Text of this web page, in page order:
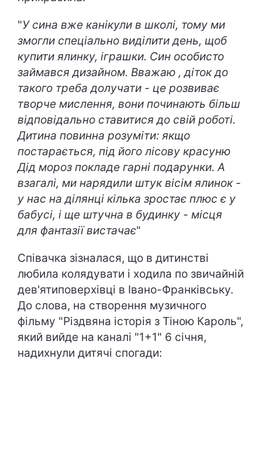
"У сина вже канікули в школі, тому ми
змогли спеціально виділити день, щоб
купити ялинку, іграшки. Син особисто
займався дизайном. Вважаю , діток до
такого треба долучати - це розвиває
творче мислення, вони починають більш
відповідально ставитися до свій роботі.
Дитина повинна розуміти: якщо
постарається, під його лісову красуню
Дід мороз покладе гарні подарунки. А
взагалі, ми нарядили штук вісім ялинок -
у нас на ділянці кілька зростає плюс є у
бабусі, і ще штучна в будинку - місця
для фантазії вистачає"
Співачка зізналася, що в дитинстві
любила колядувати і ходила по звичайній
дев'ятиповерхівці в Івано-Франківську.
До слова, на створення музичного
фільму "Різдвяна історія з Тіною Кароль",
який вийде на каналі "1+1" 6 січня,
надихнули дитячі спогади: